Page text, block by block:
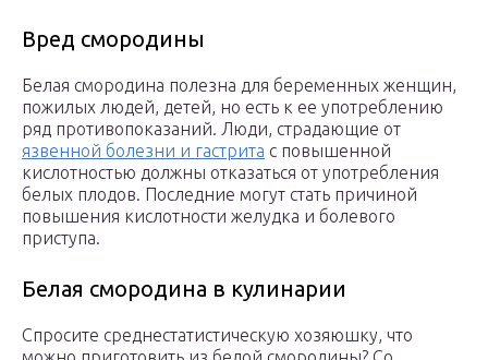
Вред смородины
Белая смородина полезна для беременных женщин,
пожилых людей, детей, но есть к ее употреблению
ряд противопоказаний. Люди, страдающие от
язвенной болезни и гастрита с повышенной
кислотностью должны отказаться от употребления
белых плодов. Последние могут стать причиной
повышения кислотности желудка и болевого
приступа.
Белая смородина в кулинарии
Спросите среднестатистическую хозяюшку, что